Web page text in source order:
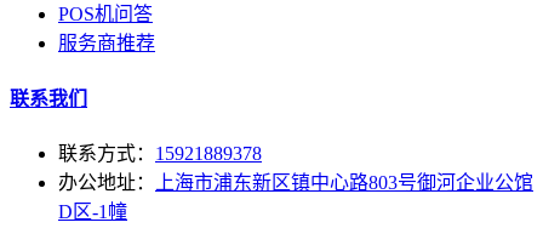
POS机问答
服务商推荐
联系我们
联系方式： 15921889378
办公地址：
上海市浦东新区镇中心路803号御河企业公馆
D区-1幢